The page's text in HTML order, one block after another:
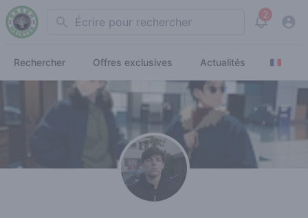
Search 2
View
Rechercher Offres exclusives Actualités